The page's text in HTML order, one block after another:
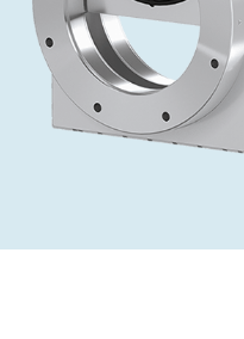
真空传输阀